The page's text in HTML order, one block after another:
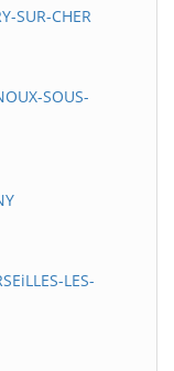
SUR-CHER
SOUS-
LES-